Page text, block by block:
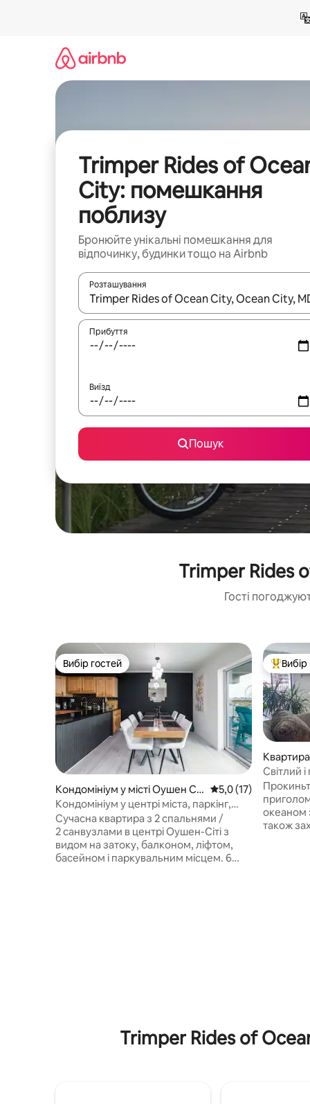
Trimper Rides of
City: помешкання
поблизу
Бронюйте унікальні помешкання для
відпочинку, будинки тощо на Airbnb
Розташування
Отримавши результати пошуку, використовуйте
Прибуття
Виїзд
Пошук
Trimper Rides
Гості
Вибір гостей
Вибір гостей
Кондомініум у місті Оушен Сіт
і
Середня оцінка: 5,0
5,0 (17)
Кондомініум у центрі міста, паркінг,
пляж і набережна в пішій доступності
Сучасна квартира з 2 спальнями /
2 санвузлами в центрі Оушен-Сіті з
видом на затоку, балконом, ліфтом,
басейном і паркувальним місцем. 6
паркування плюс 1 спільне місце, яке
надається в порядку черги, за
Топ
Квартира
Світлий
океану
океаном
також
Trimper Rides of